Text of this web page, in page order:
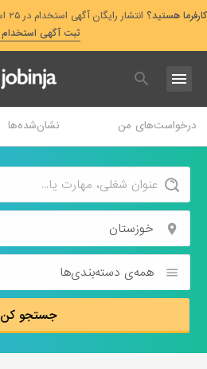
کارفرما هستید؟ انتشار رایگان آگهی استخدام در ۲۵ استان و ۲۶ دسته‌بندی شغلی
ثبت آگهی استخدام
درخواست‌های من نشان‌شده‌ها
خوزستان
همه‌ی دسته‌بندی‌ها
جستجو کن